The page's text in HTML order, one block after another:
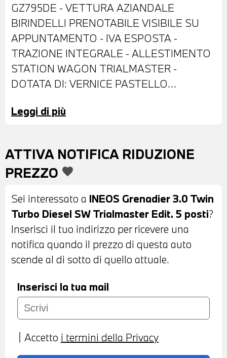
GZ795DE - VETTURA AZIANDALE
BIRINDELLI PRENOTABILE VISIBILE SU
APPUNTAMENTO - IVA ESPOSTA -
TRAZIONE INTEGRALE - ALLESTIMENTO
STATION WAGON TRIALMASTER -
DOTATA DI: VERNICE PASTELLO
RETROVISORI ESTERNI REGOLABILI
LATERALI - RUOTA DI SCORTA - SENSORI
DI PARCHEGGIO ANTERIORI E
POSTERIORE - SCALETTA BAGAGLIAIO
POSTERIORE - GANCIO TRAINO - INTERNI
IN STOFFA MISTO PELLE NERA -
VOLANTE IN PELLE CON COMANDI
MULTIFUNZIONE - CRUISE CONTROL -
CAMBIO AUTOMATICO CON MARCE
RIDOTTE - BLUETOOTH -
PREDISPOSIZIONE APPLE CAR PLAY E
CRUSCOTTO - CLIMATIZZATORE
Leggi di più
ATTIVA NOTIFICA RIDUZIONE
PREZZO favorite
Sei interessato a INEOS Grenadier 3.0 Twin
Turbo Diesel SW Trialmaster Edit. 5 posti?
Inserisci il tuo indirizzo per ricevere una
notifica quando il prezzo di questa auto
scende al di sotto di quello attuale.
Inserisci la tua mail
Accetto i termini della Privacy